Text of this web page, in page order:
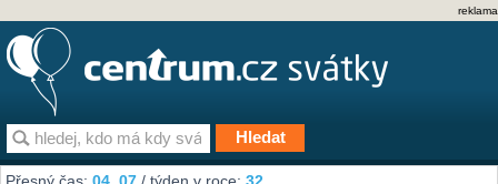
reklama